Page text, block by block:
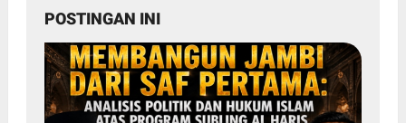
POSTINGAN INI